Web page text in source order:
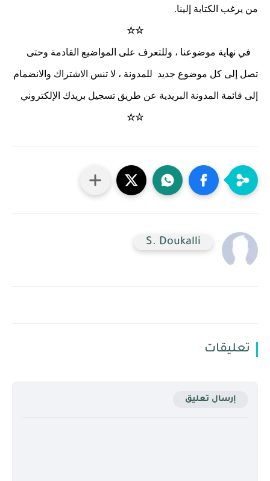
من يرغب الكتابة إلينا.
☆☆
في نهاية موضوعنا ، وللتعرف على المواضيع القادمة وحتى
تصل إلى كل موضوع جديد للمدونة ، لا تنس الاشتراك والانضمام
إلى قائمة المدونة البريدية عن طريق تسجيل بريدك الإلكتروني
☆☆
S. Doukalli
تعليقات
إرسال تعليق